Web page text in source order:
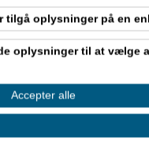
Nyeste indlæg
Nye mobilspil
Nyeste indlæg
Firma til salg
tilgå oplysninger på en
oplysninger til at vælge
tilpasset annoncering
vælge tilpasset
Accepter alle